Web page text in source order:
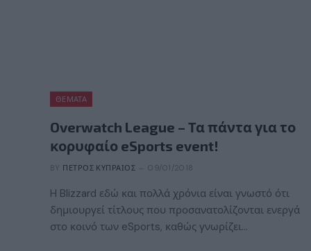
ΘΈΜΑΤΑ
Overwatch League – Τα πάντα για το
κορυφαίο eSports event!
BY ΠΈΤΡΟΣ ΚΥΠΡΑΊΟΣ 09/01/2018
H Blizzard εδώ και πολλά χρόνια είναι γνωστό ότι
δημιουργεί τίτλους που προσανατολίζονται ενεργά
στο κοινό των eSports, καθώς γνωρίζει…